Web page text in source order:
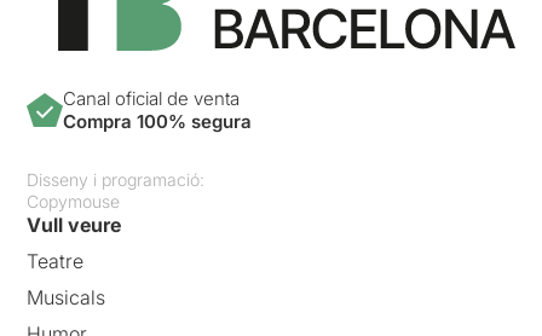
Canal oficial de venta
Compra 100% segura
Disseny i programació:
Copymouse
Vull veure
Teatre
Musicals